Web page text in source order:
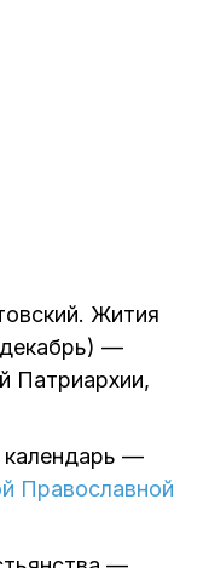
. Жития
—
Патриархии,
—
Православной